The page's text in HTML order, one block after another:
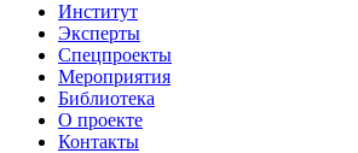
Институт
Эксперты
Спецпроекты
Мероприятия
Библиотека
О проекте
Контакты